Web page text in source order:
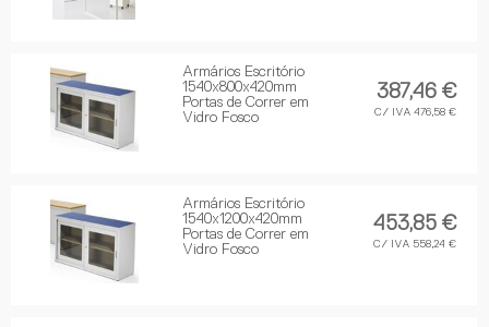
Armários Escritório
1540x800x420mm
Portas de Correr em
Vidro Fosco
387,46 €
C/ IVA 476,58 €
Armários Escritório
1540x1200x420mm
Portas de Correr em
Vidro Fosco
453,85 €
C/ IVA 558,24 €